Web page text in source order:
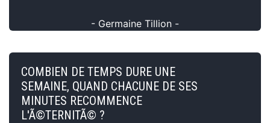
- Germaine Tillion -
COMBIEN DE TEMPS DURE UNE
SEMAINE, QUAND CHACUNE DE SES
MINUTES RECOMMENCE
L'Ã©TERNITÃ© ?